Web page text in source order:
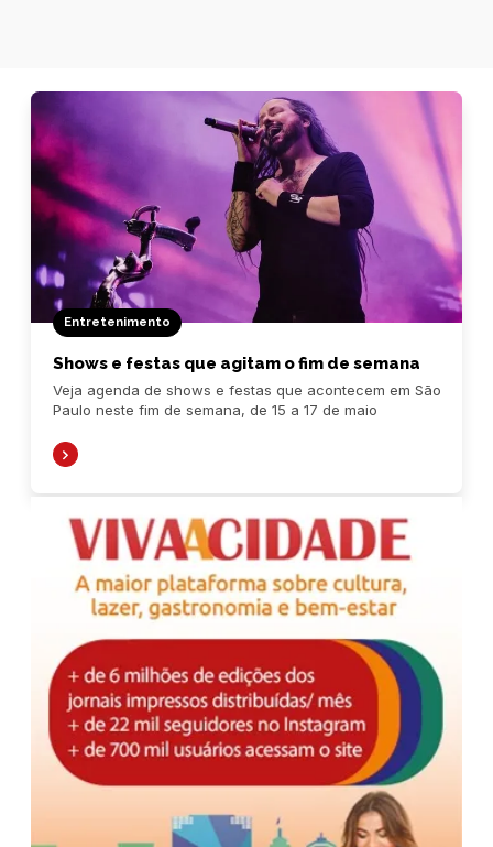
Entretenimento
Shows e festas que agitam o fim de semana
Veja agenda de shows e festas que acontecem em São
Paulo neste fim de semana, de 15 a 17 de maio